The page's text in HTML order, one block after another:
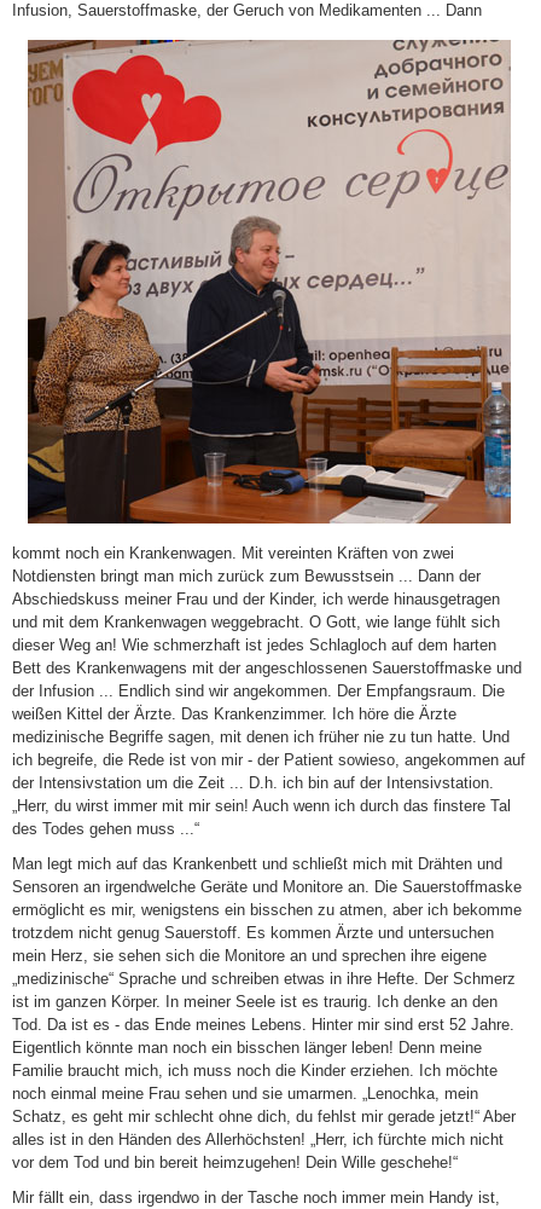
Infusion, Sauerstoffmaske, der Geruch von Medikamenten ... Dann
kommt noch ein Krankenwagen. Mit vereinten Kräften von zwei
Notdiensten bringt man mich zurück zum Bewusstsein ... Dann der
Abschiedskuss meiner Frau und der Kinder, ich werde hinausgetragen
und mit dem Krankenwagen weggebracht. O Gott, wie lange fühlt sich
dieser Weg an! Wie schmerzhaft ist jedes Schlagloch auf dem harten
Bett des Krankenwagens mit der angeschlossenen Sauerstoffmaske und
der Infusion ... Endlich sind wir angekommen. Der Empfangsraum. Die
weißen Kittel der Ärzte. Das Krankenzimmer. Ich höre die Ärzte
medizinische Begriffe sagen, mit denen ich früher nie zu tun hatte. Und
ich begreife, die Rede ist von mir - der Patient sowieso, angekommen auf
der Intensivstation um die Zeit ... D.h. ich bin auf der Intensivstation.
„Herr, du wirst immer mit mir sein! Auch wenn ich durch das finstere Tal
des Todes gehen muss ...“
Man legt mich auf das Krankenbett und schließt mich mit Drähten und
Sensoren an irgendwelche Geräte und Monitore an. Die Sauerstoffmaske
ermöglicht es mir, wenigstens ein bisschen zu atmen, aber ich bekomme
trotzdem nicht genug Sauerstoff. Es kommen Ärzte und untersuchen
mein Herz, sie sehen sich die Monitore an und sprechen ihre eigene
„medizinische“ Sprache und schreiben etwas in ihre Hefte. Der Schmerz
ist im ganzen Körper. In meiner Seele ist es traurig. Ich denke an den
Tod. Da ist es - das Ende meines Lebens. Hinter mir sind erst 52 Jahre.
Eigentlich könnte man noch ein bisschen länger leben! Denn meine
Familie braucht mich, ich muss noch die Kinder erziehen. Ich möchte
noch einmal meine Frau sehen und sie umarmen. „Lenochka, mein
Schatz, es geht mir schlecht ohne dich, du fehlst mir gerade jetzt!“ Aber
alles ist in den Händen des Allerhöchsten! „Herr, ich fürchte mich nicht
vor dem Tod und bin bereit heimzugehen! Dein Wille geschehe!“
Mir fällt ein, dass irgendwo in der Tasche noch immer mein Handy ist,